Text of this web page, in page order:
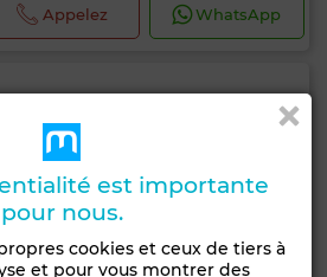
Appelez WhatsApp
est importante
pour nous.
cookies et ceux de tiers à
et pour vous montrer des